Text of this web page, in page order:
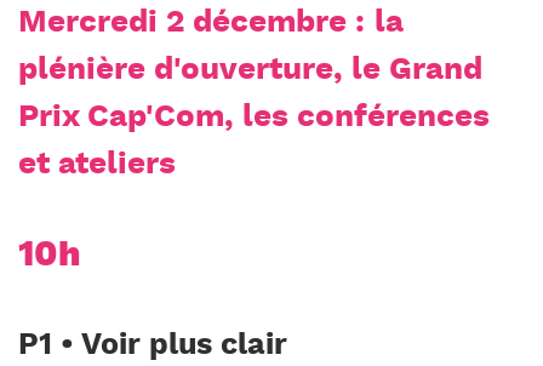
Mercredi 2 décembre : la
plénière d'ouverture, le Grand
Prix Cap'Com, les conférences
et ateliers
10h
P1 • Voir plus clair